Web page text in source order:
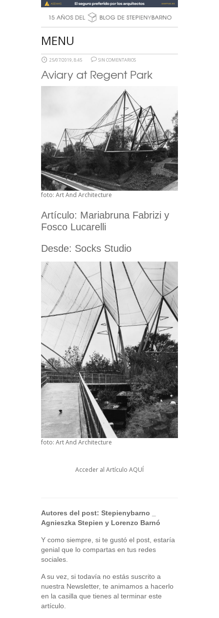
MENU
25/07/2019, 8:45 SIN COMENTARIOS
Aviary at Regent Park
foto: Art And Architecture
Artículo: Mariabruna Fabrizi y
Fosco Lucarelli
Desde: Socks Studio
foto: Art And Architecture
Acceder al Artículo AQUÍ
Autores del post: Stepienybarno
Agnieszka Stepien y Lorenzo Barnó
Y como siempre, si te gustó el post, estaría
genial que lo compartas en tus redes
sociales.
A su vez, si todavía no estás suscrito a
nuestra Newsletter, te animamos a hacerlo
en la casilla que tienes al terminar este
artículo.